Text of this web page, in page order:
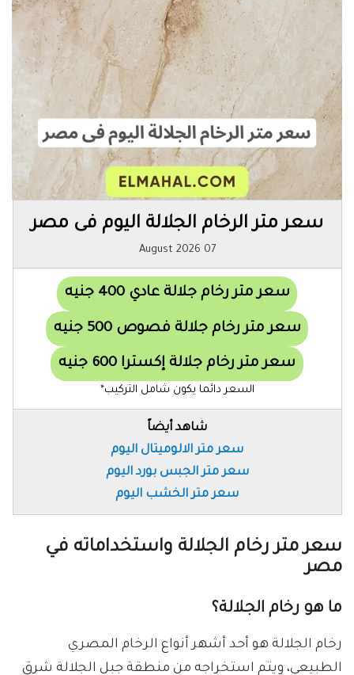
سعر متر الرخام الجلالة اليوم فى مصر
07 August 2026
سعر متر رخام جلالة عادي 400 جنيه
سعر متر رخام جلالة فصوص 500 جنيه
سعر متر رخام جلالة إكسترا 600 جنيه
السعر دائما يكون شامل التركيب*
شاهد أيضاً
سعر متر الالوميتال اليوم
سعر متر الجبس بورد اليوم
سعر متر الخشب اليوم
سعر متر رخام الجلالة واستخداماته في
مصر
ما هو رخام الجلالة؟
رخام الجلالة هو أحد أشهر أنواع الرخام المصري
الطبيعي، ويتم استخراجه من منطقة جبل الجلالة شرق